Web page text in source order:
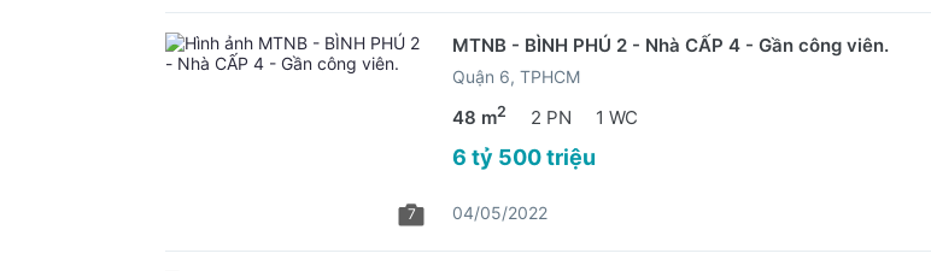
7
MTNB - BÌNH PHÚ 2 - Nhà CẤP 4 - Gần công viên.
Quận 6, TPHCM
48 m2 2 PN 1 WC
6 tỷ 500 triệu
04/05/2022